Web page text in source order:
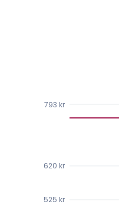
525 kr
620 kr
793 kr